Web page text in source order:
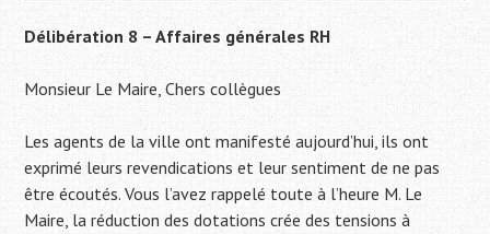
Délibération 8 – Affaires générales RH
Monsieur Le Maire, Chers collègues
Les agents de la ville ont manifesté aujourd’hui, ils ont
exprimé leurs revendications et leur sentiment de ne pas
être écoutés. Vous l’avez rappelé toute à l’heure M. Le
Maire, la réduction des dotations crée des tensions à